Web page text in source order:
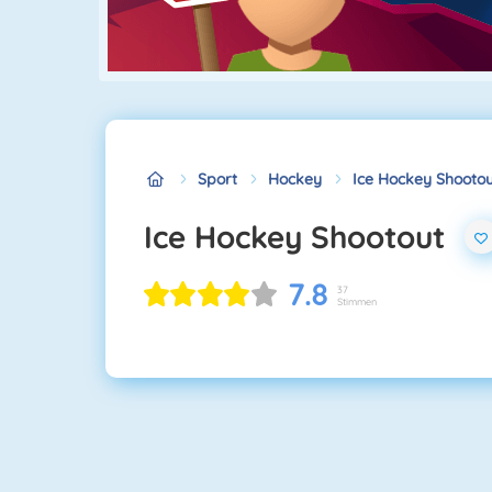
Sport Hockey Ice Hockey
Ice Hockey Shootout
7.8
37
Stimmen